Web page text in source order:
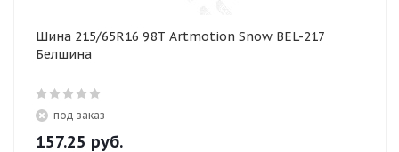
Шина 215/65R16 98T Artmotion Snow BEL-217
Белшина
под заказ
157.25 руб.